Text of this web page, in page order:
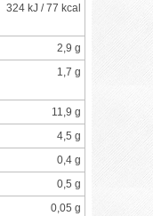
324 kJ / 77 kcal
2,9 g
1,7 g
11,9 g
4,5 g
0,4 g
0,5 g
0,05 g